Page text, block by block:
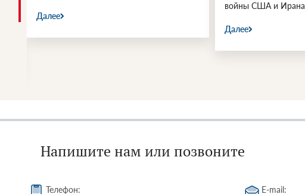
Далее
войны США и Ирана
Далее
Напишите нам или позвоните
Телефон: E-mail: